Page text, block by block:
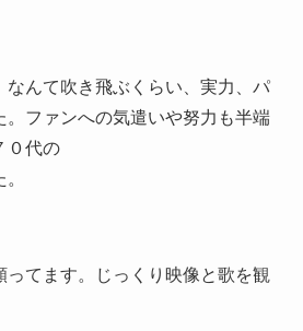
なんて吹き飛ぶくらい、実力、パ
。ファンへの気遣いや努力も半端
０代の
ってます。じっくり映像と歌を観